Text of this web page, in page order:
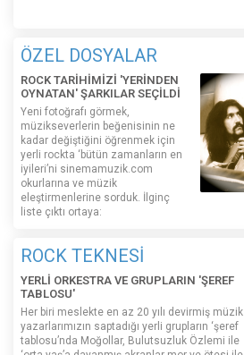
ÖZEL DOSYALAR
ROCK TARİHİMİZİ 'YERİNDEN
OYNATAN' ŞARKILAR SEÇİLDİ
Yeni fotoğrafı görmek,
müzikseverlerin beğenisinin ne
kadar değiştiğini öğrenmek için
yerli rockta ‘bütün zamanların en
iyileri’ni sinemamuzik.com
okurlarına ve müzik
eleştirmenlerine sorduk. İlginç
liste çıktı ortaya:
ROCK TEKNESİ
YERLİ ORKESTRA VE GRUPLARIN 'ŞEREF
TABLOSU'
Her biri meslekte en az 20 yılı devirmiş müzik
yazarlarımızın saptadığı yerli grupların ‘şeref
tablosu’nda Moğollar, Bulutsuzluk Özlemi ile